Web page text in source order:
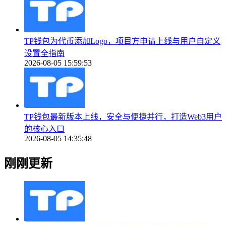
TP钱包为代币添加Logo，项目方申请上线与用户自定义
设置全指南
2026-08-05 15:59:53
TP钱包最新版本上线，安全与便捷并行，打造Web3用户
的核心入口
2026-08-05 14:35:48
刚刚更新